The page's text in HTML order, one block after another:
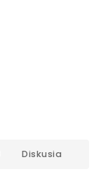
Diskusia